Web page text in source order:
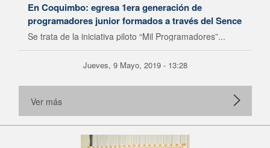
En Coquimbo: egresa 1era generación de
programadores junior formados a través del Sence
Se trata de la iniciativa piloto “Mil Programadores”...
Jueves, 9 Mayo, 2019 - 13:28
Ver más